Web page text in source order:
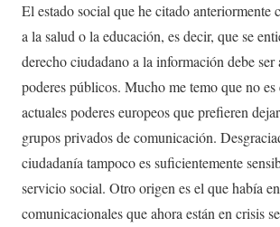
El estado social que he citado anteriormente
a la salud o la educación, es decir, que se
derecho ciudadano a la información debe
poderes públicos. Mucho me temo que no es
actuales poderes europeos que prefieren
grupos privados de comunicación.
ciudadanía tampoco es suficientemente
servicio social. Otro origen es el que había
comunicacionales que ahora están en crisis